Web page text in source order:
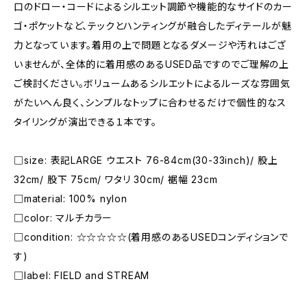
口のドロー・コードによるシルエット調節や機能的なサイドのカー
ゴ・ポケットなど、テックとハンティングが融合したディテールが魅
力となっています。着用の上で問題となるダメージや汚れはござ
いませんが、全体的に着用感のあるUSED品ですのでご理解の上
ご検討ください。ボリュームあるシルエットによるルーズな雰囲気
がたいへん良く、シンプルなトップに合わせるだけで個性的なス
タイリングが演出できる１本です。
□size: 表記LARGE ウエスト 76-84cm(30-33inch)/ 股上
32cm/ 股下 75cm/ ワタリ 30cm/ 裾幅 23cm
□material: 100% nylon
□color: マルチカラー
□condition: ☆☆☆☆☆(着用感のあるUSEDコンディションで
す)
□label: FIELD and STREAM